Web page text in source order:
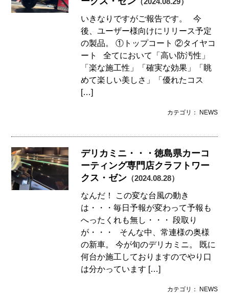
いきなりですがご報告です。 今
後、ユーザー様向けにリリース予定
の製品。 ①トップコート ②タイヤコ
ート 全てにおいて「高い防汚性」
「楽な施工性」「確実な効果」「眺
めて楽しい美しさ」「優れたコス
[…]
カテゴリ： NEWS
デリカミニ・・・徳島県カーコ
ーティング専門店クラフトワー
クス・ゼン （2024.08.28）
なんだ！ この変な台風の動き
は・・・毎日予報が変わって予報も
へったくれも無し・・・ 段取り
が・・・ そんな中、常連様の奥様
の新車。 今が旬のデリカミニ。 既に
何台か施工しておりますのでやり口
は分かっています […]
カテゴリ： NEWS